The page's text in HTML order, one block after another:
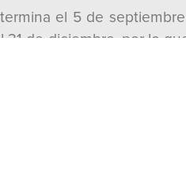
el 5 de
de diciembre, por lo